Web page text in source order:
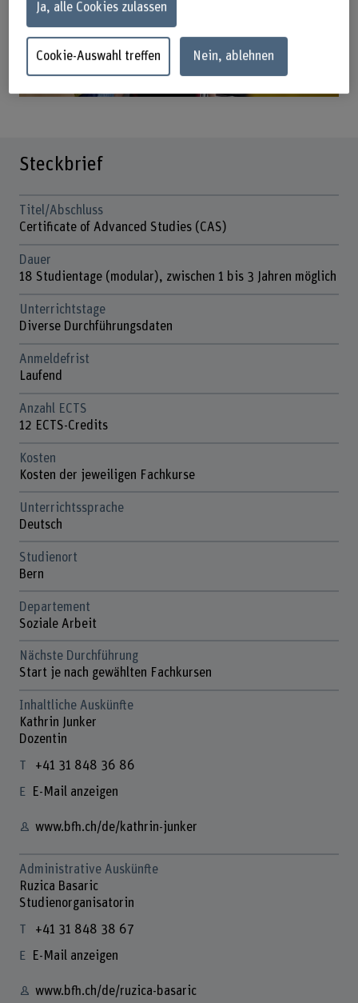
Steckbrief
Titel/Abschluss
Certificate of Advanced Studies (CAS)
Dauer
18 Studientage (modular), zwischen 1 bis 3 Jahren möglich
Unterrichtstage
Diverse Durchführungsdaten
Anmeldefrist
Laufend
Anzahl ECTS
12 ECTS-Credits
Kosten
Kosten der jeweiligen Fachkurse
Unterrichtssprache
Deutsch
Studienort
Bern
Departement
Soziale Arbeit
Nächste Durchführung
Start je nach gewählten Fachkursen
Inhaltliche Auskünfte
Kathrin Junker
Dozentin
+41 31 848 36 86
E-Mail anzeigen
www.bfh.ch/de/kathrin-junker
Administrative Auskünfte
Ruzica Basaric
Studienorganisatorin
+41 31 848 38 67
E-Mail anzeigen
www.bfh.ch/de/ruzica-basaric
Ja, alle Cookies zulassen
Cookie-Auswahl treffen Nein, ablehnen